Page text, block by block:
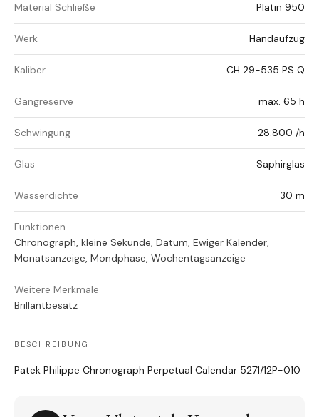
Material Schließe Platin 950
Werk Handaufzug
Kaliber CH 29-535 PS Q
Gangreserve max. 65 h
Schwingung 28.800 /h
Glas Saphirglas
Wasserdichte 30 m
Funktionen
Chronograph, kleine Sekunde, Datum, Ewiger Kalender,
Monatsanzeige, Mondphase, Wochentagsanzeige
Weitere Merkmale
Brillantbesatz
BESCHREIBUNG
Patek Philippe Chronograph Perpetual Calendar 5271/12P-010